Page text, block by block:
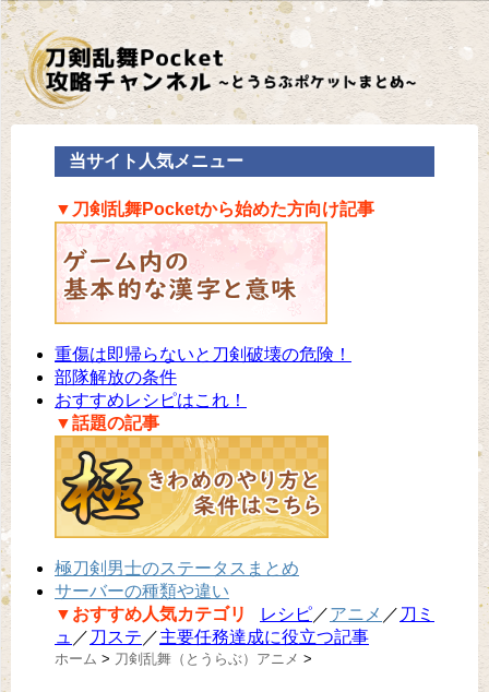
当サイト人気メニュー
▼刀剣乱舞Pocketから始めた方向け記事
重傷は即帰らないと刀剣破壊の危険！
部隊解放の条件
おすすめレシピはこれ！
▼話題の記事
極刀剣男士のステータスまとめ
サーバーの種類や違い
▼おすすめ人気カテゴリ
レシピ／アニメ ／ 刀ミ
ュ ／ 刀ステ ／主要任務達成に役立つ記事
ホーム > 刀剣乱舞（とうらぶ）アニメ >